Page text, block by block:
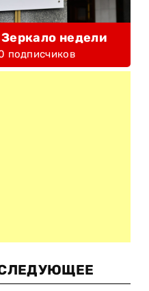
недели
подписчиков